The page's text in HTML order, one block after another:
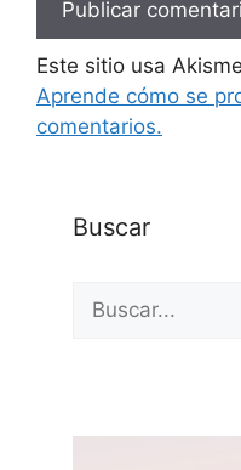
Este sitio usa
Aprende cómo se
comentarios.
Buscar
Buscar: